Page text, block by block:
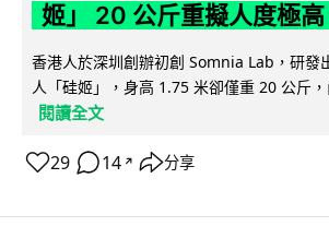
姬」 20 公斤重擬人度極高
香港人於深圳創辦初創 Somnia Lab，研發
人「硅姬」，身高 1.75 米卻僅重 20 公斤
閱讀全文
29 14 ↗ 分享